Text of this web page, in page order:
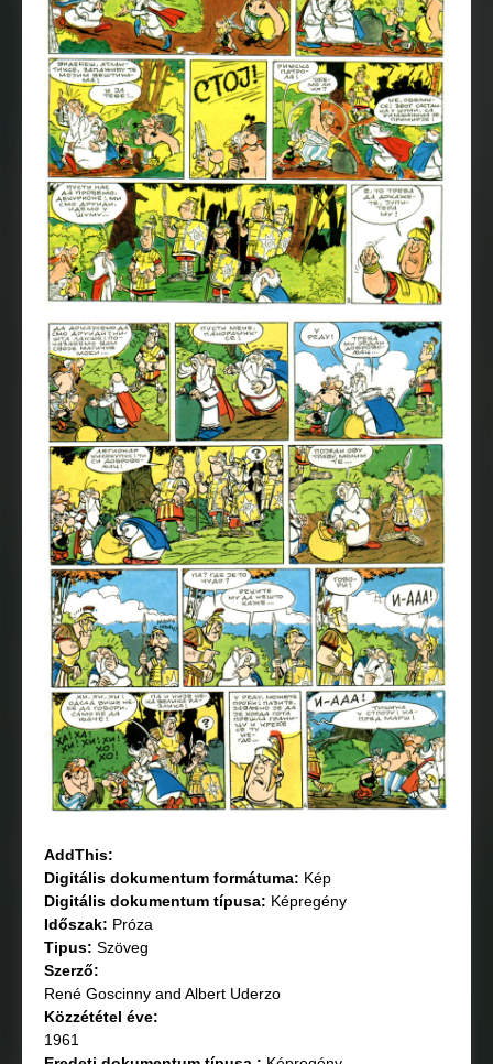
AddThis:
Digitális dokumentum formátuma: Kép
Digitális dokumentum típusa: Képregény
Időszak: Próza
Tipus: Szöveg
Szerző:
René Goscinny and Albert Uderzo
Közzététel éve:
1961